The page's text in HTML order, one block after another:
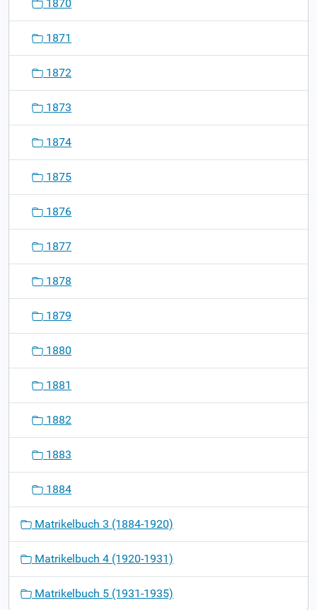
1870
1871
1872
1873
1874
1875
1876
1877
1878
1879
1880
1881
1882
1883
1884
Matrikelbuch 3 (1884-1920)
Matrikelbuch 4 (1920-1931)
Matrikelbuch 5 (1931-1935)